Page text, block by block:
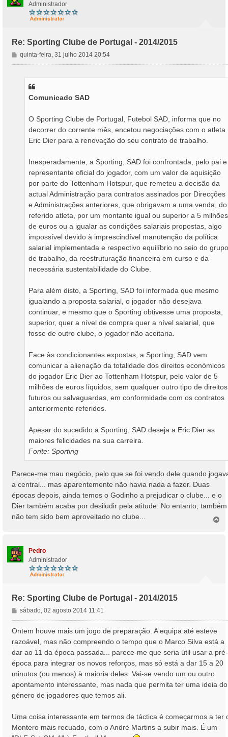
Administrador
Re: Sporting Clube de Portugal - 2014/2015
M
e
quinta-feira, 31 julho 2014 20:54
Comunicado SAD
O Sporting Clube de Portugal, Futebol SAD, informa que no
decorrer do corrente mês, encetou negociações com o atleta
Eric Dier para a renovação do seu contrato de trabalho.
Inesperadamente, a Sporting, SAD foi confrontada, pelo pai e
representante oficial do jogador, com um valor de aquisição
por parte do Tottenham Hotspur, que remeteu a decisão da
actual Administração para contratos assinados por Direcções
e Administrações anteriores, que obrigavam a uma venda, do
referido atleta, por um montante igual ou superior a 5 milhões
de euros ou a igualar as condições salariais propostas, algo
impossível devido à imprescindível manutenção da política
salarial implementada e respectivo equilíbrio no seio do grupo
de trabalho, da reestruturação financeira em curso e da
necessária sustentabilidade do Clube.
Para além disto, a Sporting, SAD foi informada que mesmo
igualando a proposta salarial, o jogador não desejava
continuar, e mesmo que o Sporting obtivesse uma proposta,
superior, quer a nível de compra quer a nível salarial, que
fosse de outro clube, o jogador não aceitaria.
Face às condicionantes expostas, a Sporting, SAD vem
comunicar a alienação da totalidade dos direitos económicos
do jogador Eric Dier ao Tottenham Hotspur, pelo valor de 5
milhões de euros líquidos, sem qualquer outro tipo de direitos
futuros ou salvaguardas, em conformidade com os contratos
anteriormente referidos.
Apesar do sucedido a Sporting, SAD deseja a Eric Dier as
maiores felicidades na sua carreira.
Fonte: Sporting
Parece-me mau negócio, pelo que se foi vendo dele quando
a central... mas aparentemente não havia nada a fazer. Duas
épocas depois, ainda temos o Godinho a prejudicar o clube... e o
Dier também acaba por desiludir pela atitude. No entanto, também
não tem sido bem aproveitado no clube...
Pedro
Administrador
Re: Sporting Clube de Portugal - 2014/2015
M
e
n
g
e
m
sábado, 02 agosto 2014 11:41
Ontem houve mais um jogo de preparação. A equipa até esteve
razoável, mas não compreendo o tempo que o Marco Silva está a
dar ao 11 da época passada... parece-me que seria útil usar a pré-
época para integrar os novos reforços, mas só está a dar 15 a 20
minutos (ou menos) à maioria deles. Vai-se vendo um ou outro
apontamento interessante, mas nada que permita ter uma ideia do
género de jogadores que temos ali.
Uma coisa interessante em termos de táctica é começarmos a ter
Montero mais recuado, com o André Martins a subir mais. É um